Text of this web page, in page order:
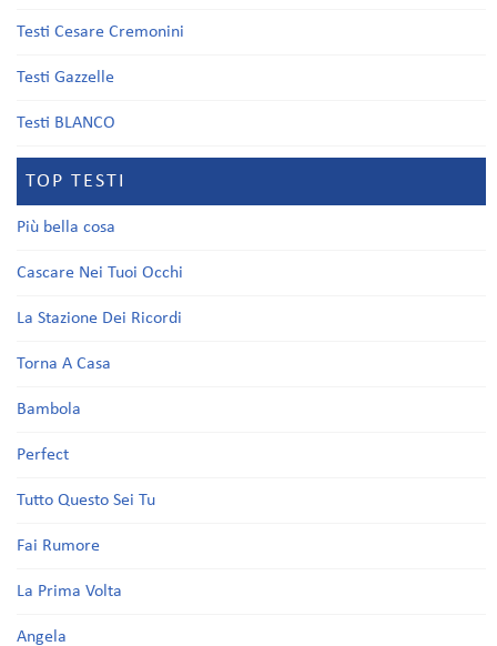
Testi Cesare Cremonini
Testi Gazzelle
Testi BLANCO
TOP TESTI
Più bella cosa
Cascare Nei Tuoi Occhi
La Stazione Dei Ricordi
Torna A Casa
Bambola
Perfect
Tutto Questo Sei Tu
Fai Rumore
La Prima Volta
Angela